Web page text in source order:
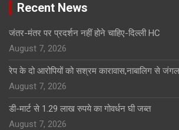
Recent News
जंतर-मंतर पर प्रदर्शन नहीं होने चाहिए-दिल्ली HC
August 7, 2026
रेप के दो आरोपियों को सश्रम कारावास,नाबालिग से
August 7, 2026
डी-मार्ट से 1.29 लाख रुपये का गोवर्धन घी जब्त
August 7, 2026